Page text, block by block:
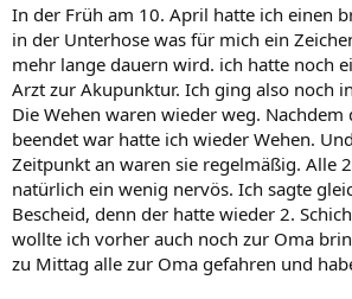
In der Früh am 10. April hatte ich einen
in der Unterhose was für mich ein
mehr lange dauern wird. ich hatte noch
Arzt zur Akupunktur. Ich ging also noch
Die Wehen waren wieder weg.
beendet war hatte ich wieder Wehen.
Zeitpunkt an waren sie regelmäßig. Alle
natürlich ein wenig nervös. Ich sagte
Bescheid, denn der hatte wieder 2.
wollte ich vorher auch noch zur Oma
zu Mittag alle zur Oma gefahren und